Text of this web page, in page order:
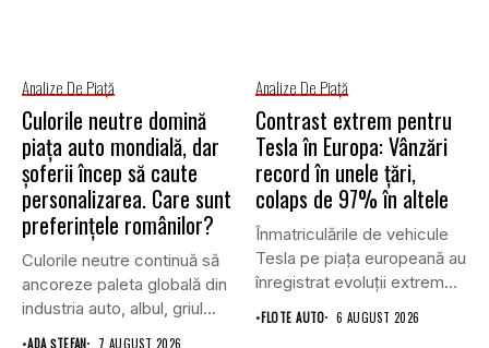
Analize De Piață
Culorile neutre domină
piața auto mondială, dar
șoferii încep să caute
personalizarea. Care sunt
preferințele românilor?
Culorile neutre continuă să
ancoreze paleta globală din
industria auto, albul, griul...
•ADA ȘTEFAN 7 AUGUST 2026
Analize De Piață
Contrast extrem pentru
Tesla în Europa: Vânzări
record în unele țări,
colaps de 97% în altele
Înmatriculările de vehicule
Tesla pe piața europeană au
înregistrat evoluții extrem
de...
•FLOTE AUTO 6 AUGUST 2026